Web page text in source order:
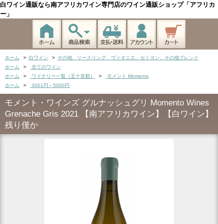
白ワイン通販なら南アフリカワイン専門店のワイン通販ショップ「アフリカ
ー」
ホーム > 白ワイン > その他、リースリング、ヴィオニエ、セミヨン、その他ブレンド
ホーム
>
全てのワイン
ホーム
> ワイナリー一覧（五十音順） >
モメント Momento
ホーム
> 3001円～5000円
モメント・ワインズ グルナッシュグリ Momento Wines
Grenache Gris 2021 【南アフリカワイン】【白ワイン】
残り僅か